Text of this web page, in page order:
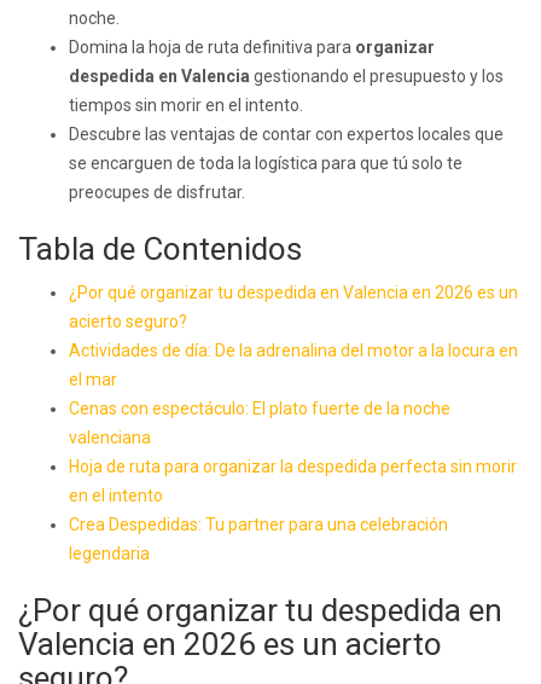
noche.
Domina la hoja de ruta definitiva para organizar
despedida en Valencia gestionando el presupuesto y los
tiempos sin morir en el intento.
Descubre las ventajas de contar con expertos locales que
se encarguen de toda la logística para que tú solo te
preocupes de disfrutar.
Tabla de Contenidos
¿Por qué organizar tu despedida en Valencia en 2026 es un
acierto seguro?
Actividades de día: De la adrenalina del motor a la locura en
el mar
Cenas con espectáculo: El plato fuerte de la noche
valenciana
Hoja de ruta para organizar la despedida perfecta sin morir
en el intento
Crea Despedidas: Tu partner para una celebración
legendaria
¿Por qué organizar tu despedida en
Valencia en 2026 es un acierto